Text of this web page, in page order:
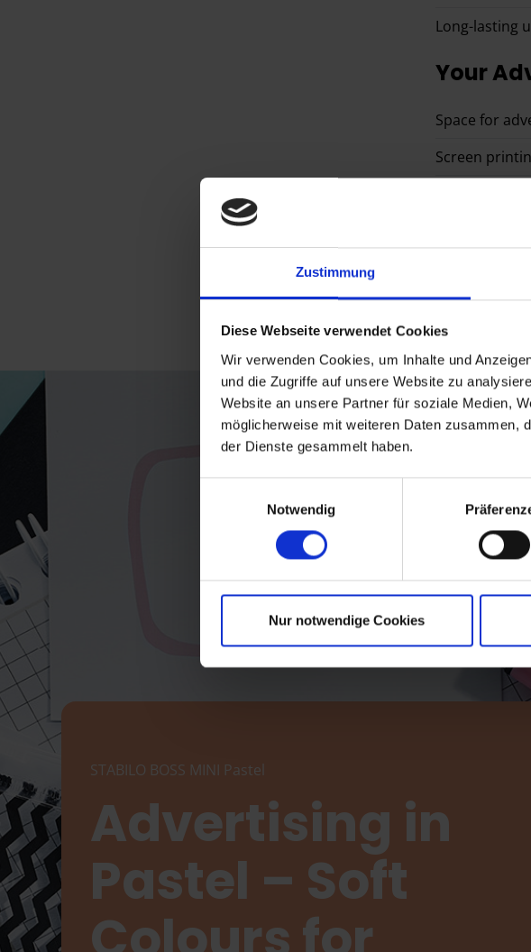
Zustimmung
Diese Webseite verwendet Cookies
Wir verwenden Cookies, um Inhalte und
und die Zugriffe auf unsere Website zu
Website an unsere Partner für soziale Medien,
möglicherweise mit weiteren Daten zusammen,
der Dienste gesammelt haben.
Notwendig
Nur notwendige Cookies
Long-lasting
Your
Space for
Screen
STABILO BOSS MINI Pastel
Advertising in
Pastel – Soft